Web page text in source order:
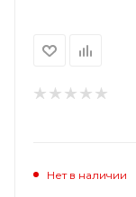
Нет в наличии